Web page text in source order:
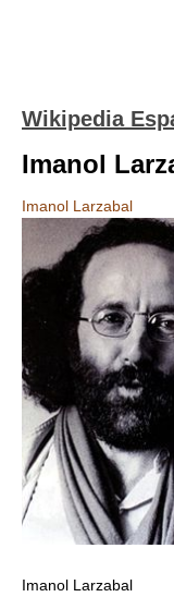
Wikipedia
Imanol
Imanol Larzabal
Imanol Larzabal